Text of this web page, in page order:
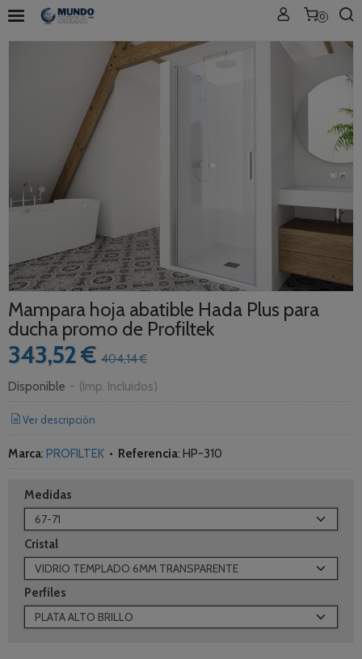
0
Mampara hoja abatible Hada Plus para
ducha promo de Profiltek
343,52 € 404,14 €
Disponible - (Imp. Incluidos)
Ver descripción
Marca: PROFILTEK • Referencia: HP-310
Medidas
Cristal
Perfiles